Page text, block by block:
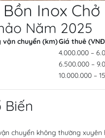
Inox
Năm 2025
vận chuyển (km)Giá thuê
4.000.000 –
6.500.000 –
10.000.000 –
Biến
chuyển không thường